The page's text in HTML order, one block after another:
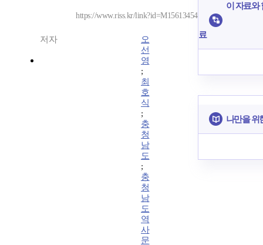
https://www.riss.kr/link?id=M15613454
저자
오
선
영
;
최
호
식
;
충
청
남
도
;
충
청
남
도
역
사
문
이 자료와
료
나만을 위